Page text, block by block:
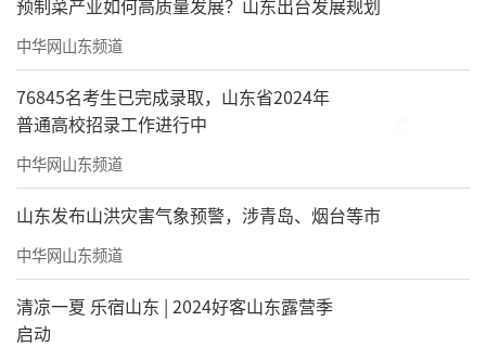
预制菜产业如何高质量发展？山东出台发展规划
中华网山东频道
76845名考生已完成录取，山东省2024年
普通高校招录工作进行中
中华网山东频道
山东发布山洪灾害气象预警，涉青岛、烟台等市
中华网山东频道
清凉一夏 乐宿山东 | 2024好客山东露营季
启动